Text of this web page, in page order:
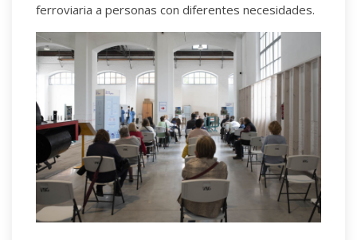
ferroviaria a personas con diferentes necesidades.